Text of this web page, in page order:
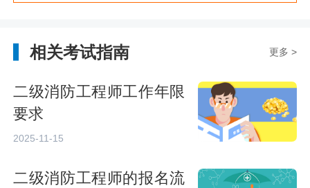
相关考试指南 更多 >
二级消防工程师工作年限
要求
2025-11-15
二级消防工程师的报名流